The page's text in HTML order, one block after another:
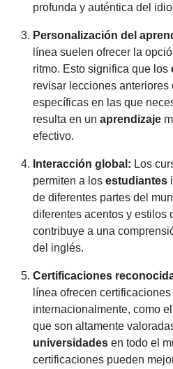
profunda y auténtica del
Personalización del
línea suelen ofrecer la
ritmo. Esto significa que los
revisar lecciones anteriores
específicas en las que
resulta en un aprendizaje
efectivo.
Interacción global: Los
permiten a los estudiantes
de diferentes partes del
diferentes acentos y estilos
contribuye a una
del inglés.
Certificaciones
línea ofrecen
internacionalmente, como el
que son altamente
universidades en todo el
certificaciones pueden